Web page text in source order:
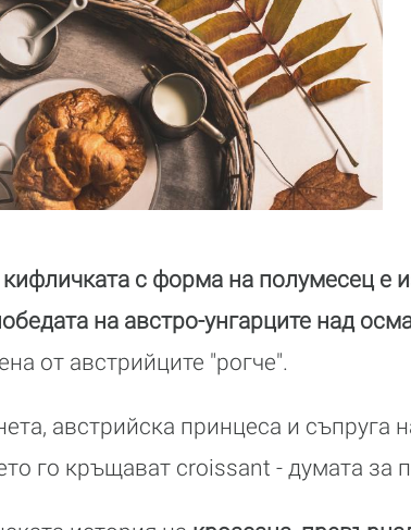
кифличката с форма на полумесец е
на австро-унгарците над
от австрийците "рогче".
австрийска принцеса и съпруга
го кръщават croissant - думата за